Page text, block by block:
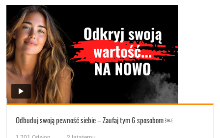
Odbuduj swoją pewność siebie – Zaufaj tym 6 sposobom ￼